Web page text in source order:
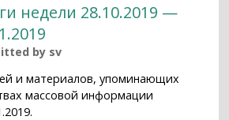
недели 28.10.2019 —
by sv
и материалов, упоминающих
массовой информации